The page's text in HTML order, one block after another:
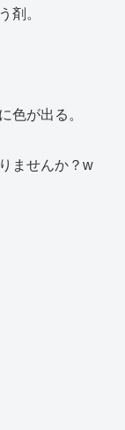
剤。
色が出る。
ませんか？w